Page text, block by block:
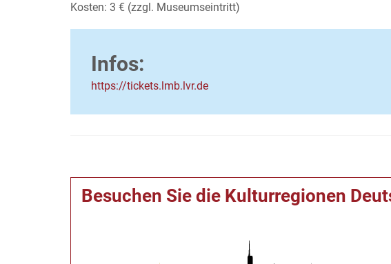
Kosten: 3 € (zzgl. Museumseintritt)
Infos:
https://tickets.lmb.lvr.de
Besuchen Sie die Kulturregionen